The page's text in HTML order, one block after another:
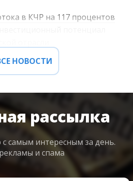
в КЧР на 117 процентов
НОВОСТИ
рассылка
с самым интересным за день.
и спама